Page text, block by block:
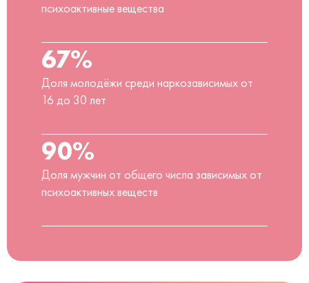
психоактивные вещества
67%
Доля молодёжи среди наркозависимых от
16 до 30 лет
90%
Доля мужчин от общего числа зависимых от
психоактивных веществ